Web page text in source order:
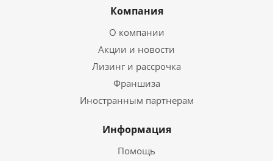
Компания
О компании
Акции и новости
Лизинг и рассрочка
Франшиза
Иностранным партнерам
Информация
Помощь